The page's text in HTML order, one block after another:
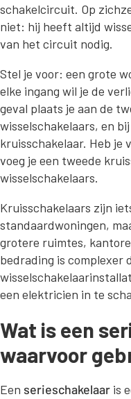
schakelcircuit. Op
niet: hij heeft altijd
van het circuit nodig.
Stel je voor: een grote
elke ingang wil je de
geval plaats je aan de
wisselschakelaars, en
kruisschakelaar. Heb je
voeg je een tweede
wisselschakelaars.
Kruisschakelaars zijn
standaardwoningen,
grotere ruimtes,
bedrading is complexer
een elektricien in te
Wat is een
waarvoor
Een serieschakelaar is